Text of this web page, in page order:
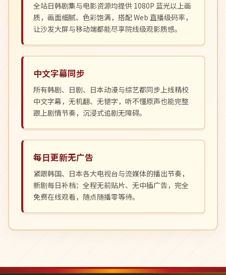
全站日韩剧集与电影资源均提供 1080P 蓝光以上画
质，画面细腻、色彩饱满，搭配 Web 直播级码率，
让沙发大屏与移动端都能尽享院线级观影质感。
中文字幕同步
所有韩剧、日剧、日本动漫与综艺都同步上线精校
中文字幕，无机翻、无错字，听不懂原声也能完整
跟上剧情节奏，沉浸式追剧无障碍。
每日更新无广告
紧跟韩国、日本各大电视台与流媒体的播出节奏，
新剧每日补档；全程无前贴片、无中插广告，完全
免费在线观看，随点随播零等待。